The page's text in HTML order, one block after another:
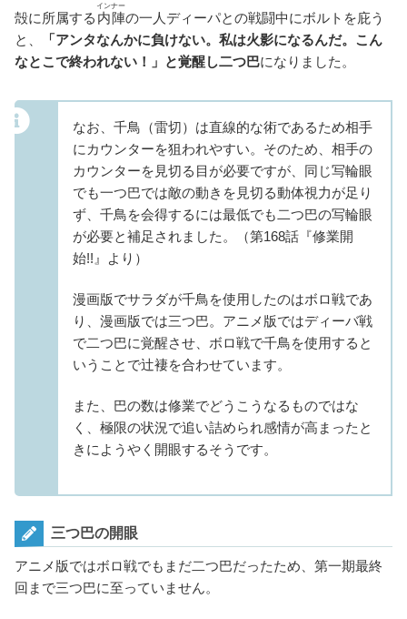
殻に所属する 内陣
インナー
の一人ディーパとの戦闘中にボルトを庇う
と、
「アンタなんかに負けない。私は火影になるんだ。こん
なとこで終われない！」と覚醒し二つ巴になりました。
なお、千鳥（雷切）は直線的な術であるため相手
にカウンターを狙われやすい。そのため、相手の
カウンターを見切る目が必要ですが、同じ写輪眼
でも一つ巴では敵の動きを見切る動体視力が足り
ず、千鳥を会得するには最低でも二つ巴の写輪眼
が必要と補足されました。（第168話『修業開
始!!』より）
漫画版でサラダが千鳥を使用したのはボロ戦であ
り、漫画版では三つ巴。アニメ版ではディーバ戦
で二つ巴に覚醒させ、ボロ戦で千鳥を使用すると
いうことで辻褄を合わせています。
また、巴の数は修業でどうこうなるものではな
く、極限の状況で追い詰められ感情が高まったと
きにようやく開眼するそうです。
三つ巴の開眼
アニメ版ではボロ戦でもまだ二つ巴だったため、第一期最終
回まで三つ巴に至っていません。